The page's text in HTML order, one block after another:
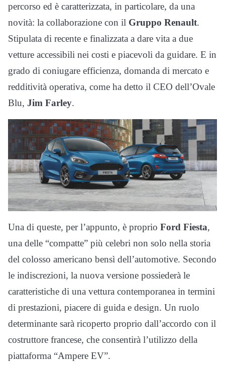
percorso ed è caratterizzata, in particolare, da una
novità: la collaborazione con il Gruppo Renault.
Stipulata di recente e finalizzata a dare vita a due
vetture accessibili nei costi e piacevoli da guidare. E in
grado di coniugare efficienza, domanda di mercato e
redditività operativa, come ha detto il CEO dell’Ovale
Blu, Jim Farley.
Una di queste, per l’appunto, è proprio Ford Fiesta,
una delle “compatte” più celebri non solo nella storia
del colosso americano bensì dell’automotive. Secondo
le indiscrezioni, la nuova versione possiederà le
caratteristiche di una vettura contemporanea in termini
di prestazioni, piacere di guida e design. Un ruolo
determinante sarà ricoperto proprio dall’accordo con il
costruttore francese, che consentirà l’utilizzo della
piattaforma “Ampere EV”.